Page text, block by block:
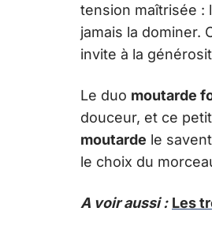
tension maîtrisée :
jamais la dominer.
invite à la
Le duo moutarde
douceur, et ce
moutarde le
le choix du
A voir aussi : Les